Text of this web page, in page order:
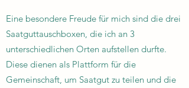
Eine besondere Freude für mich sind die drei
Saatguttauschboxen, die ich an 3
unterschiedlichen Orten aufstellen durfte.
Diese dienen als Plattform für die
Gemeinschaft, um Saatgut zu teilen und die